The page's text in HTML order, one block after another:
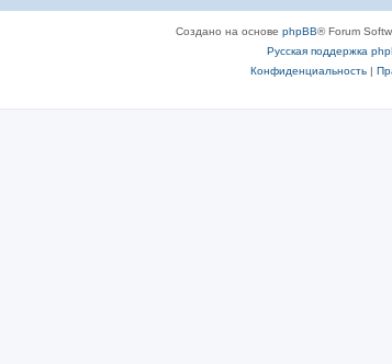
Создано на основе phpBB® Forum
Русская поддержка
Конфиденциальность|